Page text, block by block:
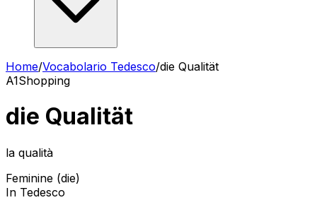
Home/Vocabolario Tedesco/die Qualität
A1Shopping
die Qualität
la qualità
Feminine (die)
In Tedesco